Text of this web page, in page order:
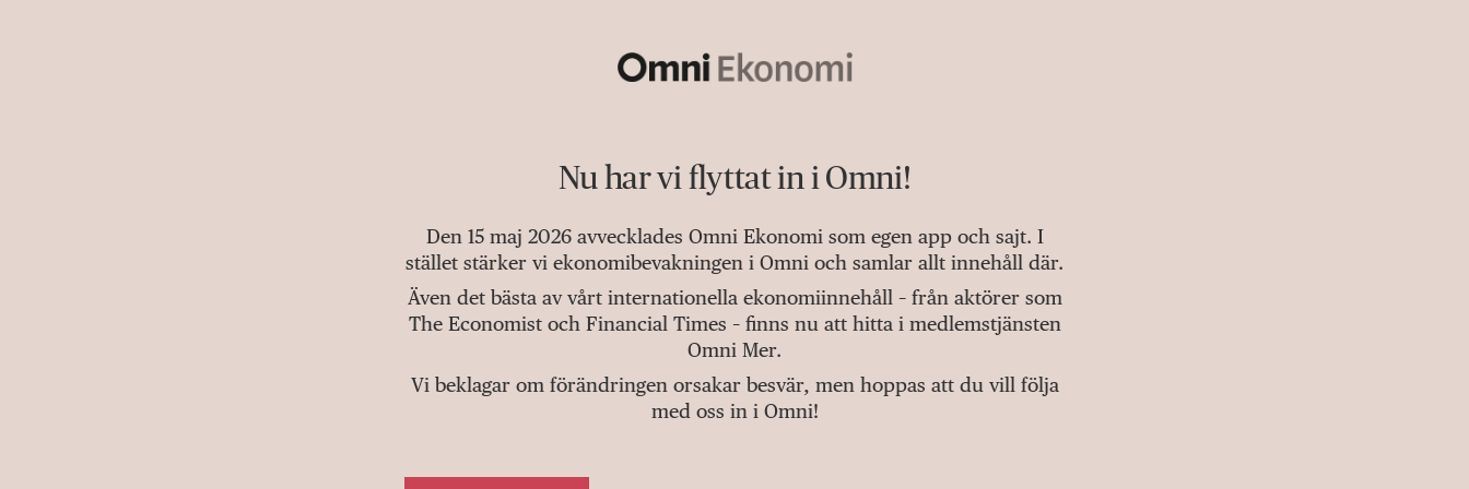
Nu har vi flyttat in i Omni!
Den 15 maj 2026 avvecklades Omni Ekonomi som egen app och sajt. I
stället stärker vi ekonomibevakningen i Omni och samlar allt innehåll där.
Även det bästa av vårt internationella ekonomiinnehåll – från aktörer som
The Economist och Financial Times – finns nu att hitta i medlemstjänsten
Omni Mer.
Vi beklagar om förändringen orsakar besvär, men hoppas att du vill följa
med oss in i Omni!